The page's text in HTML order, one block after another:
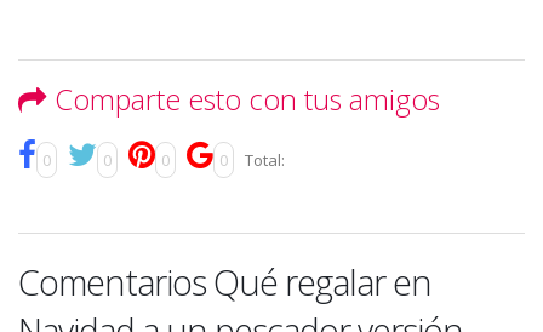
Comparte esto con tus amigos
0 0 0 0 Total:
Comentarios Qué regalar en